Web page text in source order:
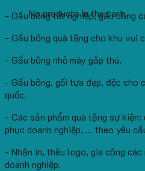
No products in the cart.
- Gấu bông tốt nghiệp, gấu bông
- Gấu bông quà tặng cho khu vui
- Gấu bông nhỏ máy gấp thú.
- Gấu bông, gối tựa đẹp, độc cho
quốc.
- Các sản phẩm quà tặng sự
phục doanh nghiệp, ... theo yêu
- Nhận in, thêu logo, gia công
doanh nghiệp.